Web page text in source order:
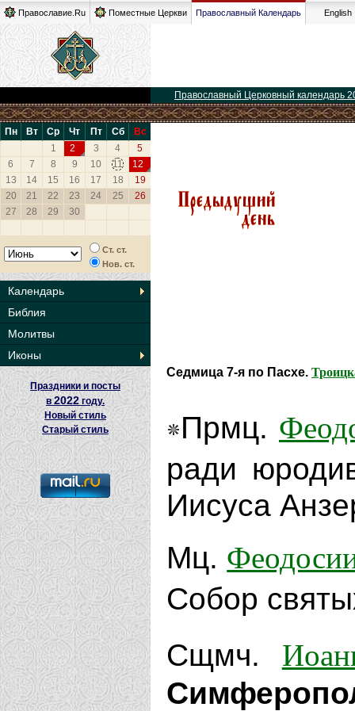
Православие.Ru Поместные Церкви Православный Календарь English
Православный Церковный календарь
Пн Вт Ср Чт Пт Сб
Вс
1
2 3 4
5
6
7 8 9 10 11
12
13
14 15 16 17 18
19
20
21 22 23 24 25
26
27
28 29 30
Ст. ст.
Нов. ст.
Календарь
Библия
Молитвы
Иконы
Праздники и посты
в2022 году.
Новый стиль
Старый стиль
Седмица 7-я по Пасхе.
Прмц.
ради
Иисуса
Мц.
Собор
Сщмч.